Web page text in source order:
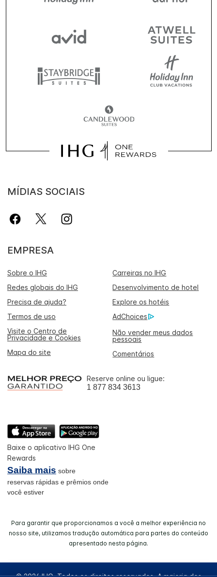
MÍDIAS SOCIAIS
EMPRESA
Sobre o IHG
Carreiras no IHG
Redes globais do IHG
Desenvolvimento de hotel
Precisa de ajuda?
Explore os hotéis
Termos de uso
AdChoices
Visite o Centro de
Privacidade e Cookies
Não vender meus dados
pessoais
Mapa do site
Comentários
Reserve online ou ligue:
1 877 834 3613
Baixe o aplicativo IHG One
Rewards
Saiba mais sobre
reservas rápidas e prêmios onde
você estiver
Para garantir que proporcionamos a você a melhor experiência no
nosso site, utilizamos tradução automática para partes do conteúdo
apresentado nesta página.